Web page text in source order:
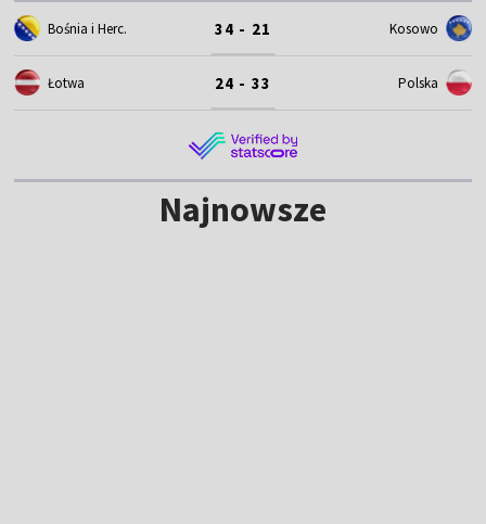
Bośnia i Herc. 34 - 21 Kosowo
Łotwa 24 - 33 Polska
Najnowsze